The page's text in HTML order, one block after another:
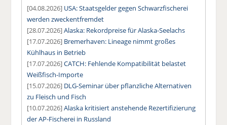
[04.08.2026] USA: Staatsgelder gegen Schwarzfischerei
werden zweckentfremdet
[28.07.2026]Alaska: Rekordpreise für Alaska-Seelachs
[17.07.2026] Bremerhaven: Lineage nimmt großes
Kühlhaus in Betrieb
[17.07.2026]CATCH: Fehlende Kompatibilität belastet
Weißfisch-Importe
[15.07.2026] DLG-Seminar über pflanzliche Alternativen
zu Fleisch und Fisch
[10.07.2026]Alaska kritisiert anstehende Rezertifizierung
der AP-Fischerei in Russland